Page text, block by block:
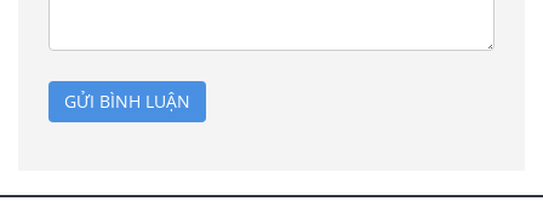
GỬI BÌNH LUẬN